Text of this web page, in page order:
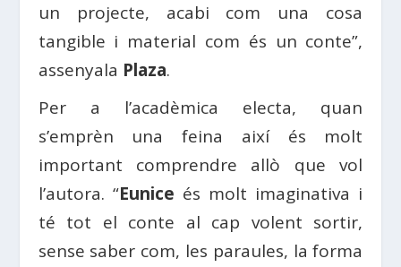
un projecte, acabi com una cosa
tangible i material com és un conte”,
assenyala Plaza.
Per a l’acadèmica electa, quan
s’emprèn una feina així és molt
important comprendre allò que vol
l’autora. “Eunice és molt imaginativa i
té tot el conte al cap volent sortir,
sense saber com, les paraules, la forma